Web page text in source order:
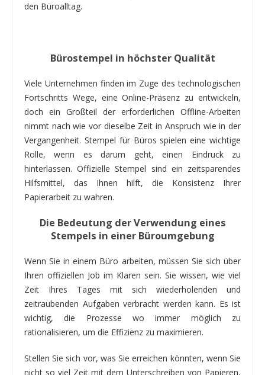
den Büroalltag.
Bürostempel in höchster Qualität
Viele Unternehmen finden im Zuge des technologischen
Fortschritts Wege, eine Online-Präsenz zu entwickeln,
doch ein Großteil der erforderlichen Offline-Arbeiten
nimmt nach wie vor dieselbe Zeit in Anspruch wie in der
Vergangenheit. Stempel für Büros spielen eine wichtige
Rolle, wenn es darum geht, einen Eindruck zu
hinterlassen. Offizielle Stempel sind ein zeitsparendes
Hilfsmittel, das Ihnen hilft, die Konsistenz Ihrer
Papierarbeit zu wahren.
Die Bedeutung der Verwendung eines
Stempels in einer Büroumgebung
Wenn Sie in einem Büro arbeiten, müssen Sie sich über
Ihren offiziellen Job im Klaren sein. Sie wissen, wie viel
Zeit Ihres Tages mit sich wiederholenden und
zeitraubenden Aufgaben verbracht werden kann. Es ist
wichtig, die Prozesse wo immer möglich zu
rationalisieren, um die Effizienz zu maximieren.
Stellen Sie sich vor, was Sie erreichen könnten, wenn Sie
nicht so viel Zeit mit dem Unterschreiben von Papieren,